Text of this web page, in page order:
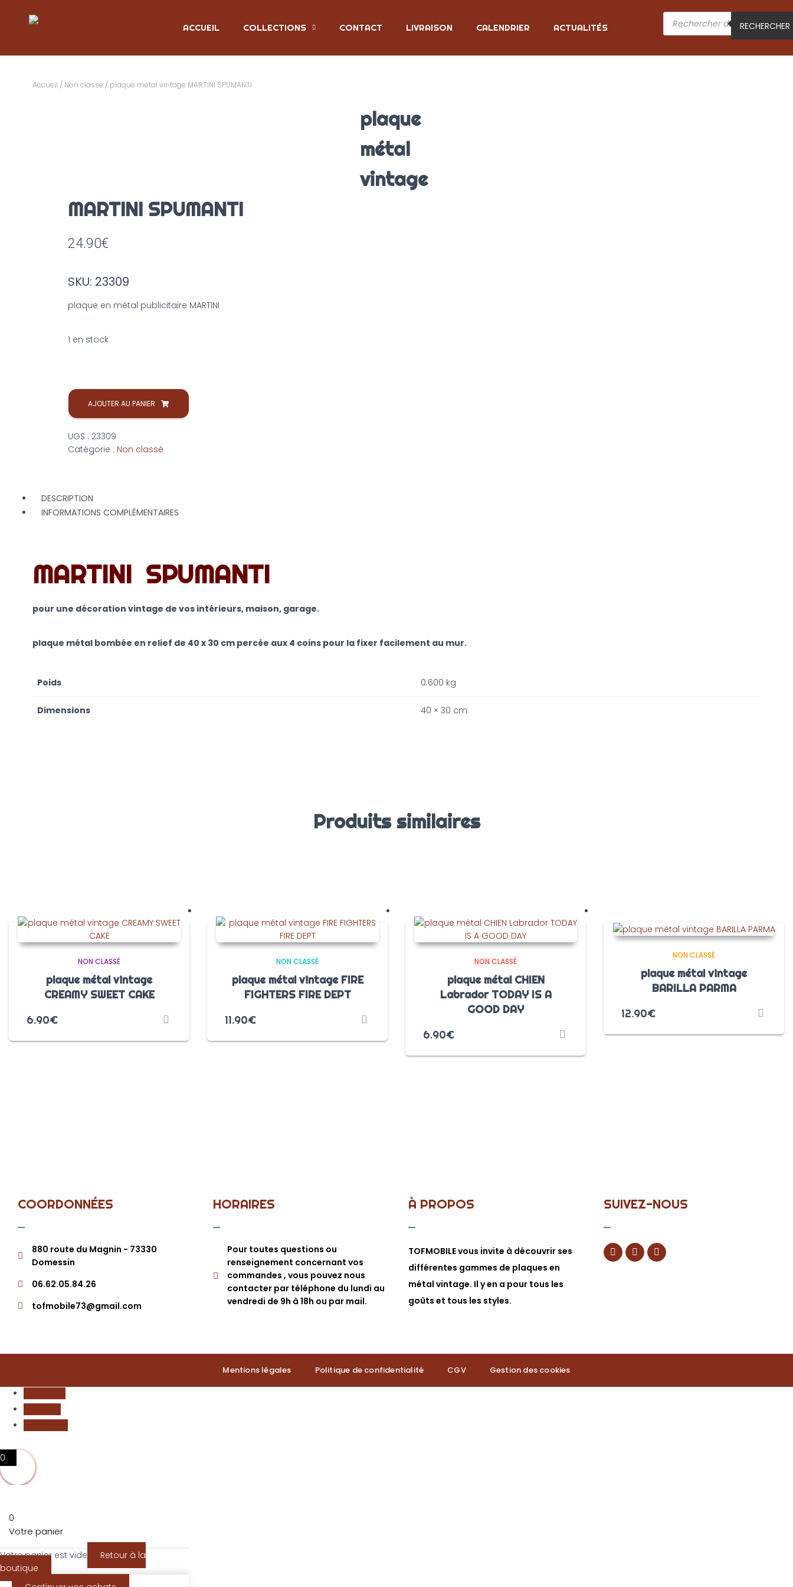
ACCUEIL COLLECTIONS CONTACT LIVRAISON CALENDRIER ACTUALITÉS RECHERCHER
Accueil / Non classé / plaque métal vintage MARTINI SPUMANTI
plaque
métal
vintage
MARTINI SPUMANTI
24.90€
SKU: 23309
plaque en métal publicitaire MARTINI
1 en stock
AJOUTER AU PANIER
UGS : 23309
Catégorie : Non classé
DESCRIPTION
INFORMATIONS COMPLÉMENTAIRES
MARTINI SPUMANTI
pour une décoration vintage de vos intérieurs, maison, garage.
plaque métal bombée en relief de 40 x 30 cm percée aux 4 coins pour la fixer facilement au mur.
Poids 0.600 kg
Dimensions 40 × 30 cm
Produits similaires
NON CLASSÉ
plaque métal vintage
CREAMY SWEET CAKE
6.90€
NON CLASSÉ
plaque métal vintage FIRE
FIGHTERS FIRE DEPT
11.90€
NON CLASSÉ
plaque métal CHIEN
Labrador TODAY IS A
GOOD DAY
6.90€
NON CLASSÉ
plaque métal vintage
BARILLA PARMA
12.90€
COORDONNÉES
880 route du Magnin - 73330
Domessin
06.62.05.84.26
tofmobile73@gmail.com
HORAIRES
Pour toutes questions ou
renseignement concernant vos
commandes , vous pouvez nous
contacter par téléphone du lundi au
vendredi de 9h à 18h ou par mail.
À PROPOS
TOFMOBILE vous invite à découvrir ses
différentes gammes de plaques en
métal vintage. Il y en a pour tous les
goûts et tous les styles.
SUIVEZ-NOUS
Mentions légales Politique de confidentialité CGV Gestion des cookies
0
0
Votre panier
Votre panier est vide
Retour à la
boutique